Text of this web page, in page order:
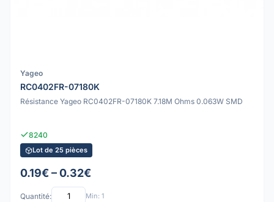
Yageo
RC0402FR-07180K
Résistance Yageo RC0402FR-07180K 7.18M Ohms 0.063W SMD
8240
Lot de 25 pièces
0.19€ – 0.32€
Quantité: Min: 1